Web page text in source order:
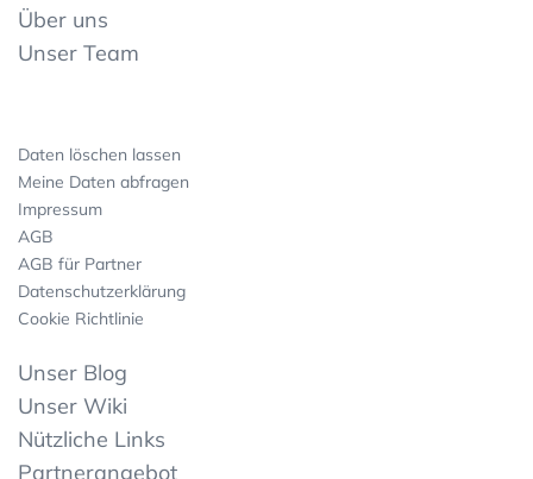
Über uns
Unser Team
Daten löschen lassen
Meine Daten abfragen
Impressum
AGB
AGB für Partner
Datenschutzerklärung
Cookie Richtlinie
Unser Blog
Unser Wiki
Nützliche Links
Partnerangebot